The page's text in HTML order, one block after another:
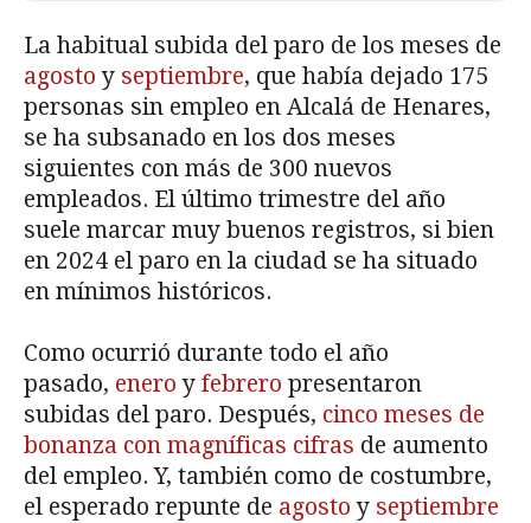
La habitual subida del paro de los meses de
agostoy septiembre, que había dejado 175
personas sin empleo en Alcalá de Henares,
se ha subsanado en los dos meses
siguientes con más de 300 nuevos
empleados. El último trimestre del año
suele marcar muy buenos registros, si bien
en 2024 el paro en la ciudad se ha situado
en mínimos históricos.
Como ocurrió durante todo el año
pasado, eneroy febrero presentaron
subidas del paro. Después, cinco meses de
bonanza con magníficas cifras de aumento
del empleo. Y, también como de costumbre,
el esperado repunte de agostoy septiembre